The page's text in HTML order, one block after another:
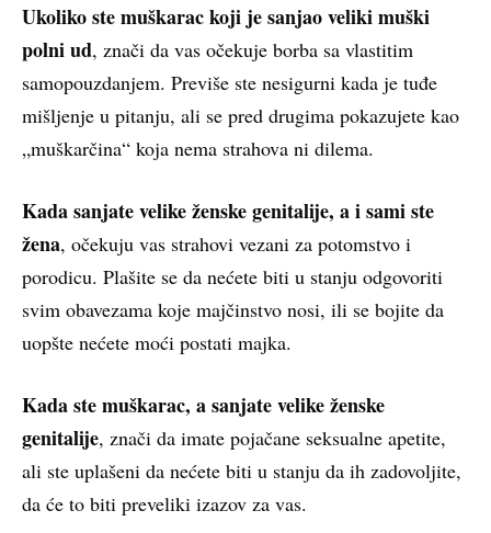
Ukoliko ste muškarac koji je sanjao veliki muški
polni ud, znači da vas očekuje borba sa vlastitim
samopouzdanjem. Previše ste nesigurni kada je tuđe
mišljenje u pitanju, ali se pred drugima pokazujete kao
„muškarčina“ koja nema strahova ni dilema.
Kada sanjate velike ženske genitalije, a i sami ste
žena, očekuju vas strahovi vezani za potomstvo i
porodicu. Plašite se da nećete biti u stanju odgovoriti
svim obavezama koje majčinstvo nosi, ili se bojite da
uopšte nećete moći postati majka.
Kada ste muškarac, a sanjate velike ženske
genitalije, znači da imate pojačane seksualne apetite,
ali ste uplašeni da nećete biti u stanju da ih zadovoljite,
da će to biti preveliki izazov za vas.